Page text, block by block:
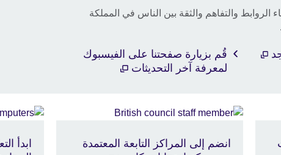
الروابط والتفاهم والثقة بين الناس في المملكة
قُم بزيارة صفحتنا على الفيسبوك
لمعرفة آخر التحديثات
انضم إلى المراكز التابعة المعتمدة
ابدأ